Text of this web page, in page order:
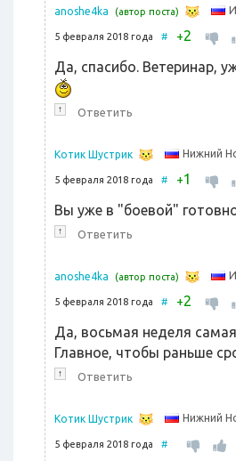
anoshe4ka (автор поста)
5 февраля 2018 года # +2
Да, спасибо. Ветеринар,
↑ Ответить
Котик Шустрик Нижний
5 февраля 2018 года # +1
Вы уже в "боевой"
↑ Ответить
anoshe4ka (автор поста)
5 февраля 2018 года # +2
Да, восьмая неделя
Главное, чтобы раньше
↑ Ответить
Котик Шустрик Нижний
5 февраля 2018 года #